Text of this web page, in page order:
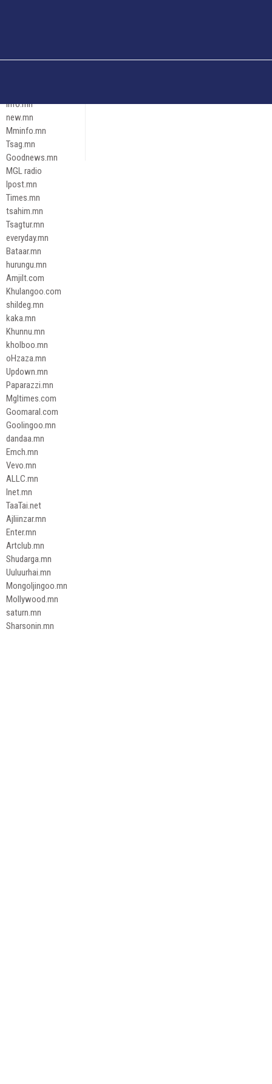
Эрх зүй
info.mn
new.mn
Mminfo.mn
Tsag.mn
Goodnews.mn
MGL radio
Ipost.mn
Times.mn
tsahim.mn
Tsagtur.mn
everyday.mn
Bataar.mn
hurungu.mn
Amjilt.com
Khulangoo.com
shildeg.mn
kaka.mn
Khunnu.mn
kholboo.mn
oHzaza.mn
Updown.mn
Paparazzi.mn
Mgltimes.com
Goomaral.com
Goolingoo.mn
dandaa.mn
Emch.mn
Vevo.mn
ALLC.mn
Inet.mn
TaaTai.net
Ajliinzar.mn
Enter.mn
Artclub.mn
Shudarga.mn
Uuluurhai.mn
Mongoljingoo.mn
Mollywood.mn
saturn.mn
Sharsonin.mn